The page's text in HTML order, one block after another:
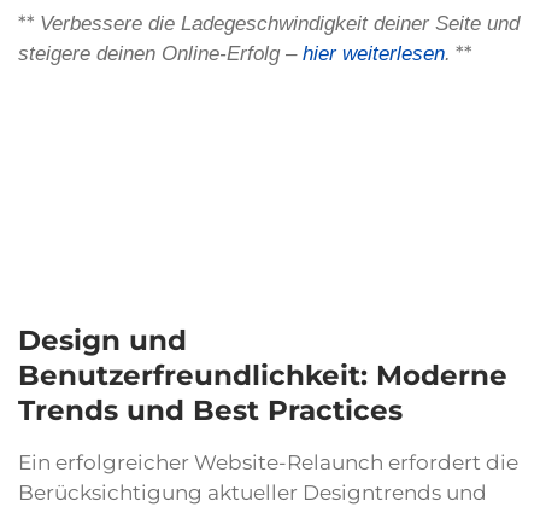
** Verbessere die Ladegeschwindigkeit deiner Seite und
steigere deinen Online-Erfolg – hier weiterlesen. **
Design und
Benutzerfreundlichkeit: Moderne
Trends und Best Practices
Ein erfolgreicher Website-Relaunch erfordert die
Berücksichtigung aktueller Designtrends und